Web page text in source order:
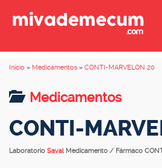
Inicio » Medicamentos » CONTI-MARVELON 20
Medicamentos
CONTI-
Laboratorio Saval Medicamento / Fármaco